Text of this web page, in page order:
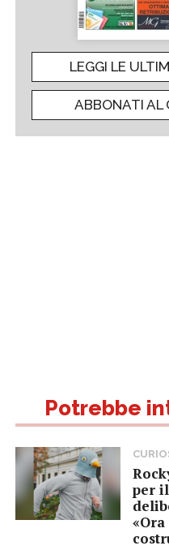
LEGGI LE
ABBONATI AL
Potrebbe
per